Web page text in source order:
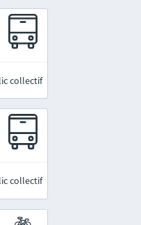
collectif
collectif